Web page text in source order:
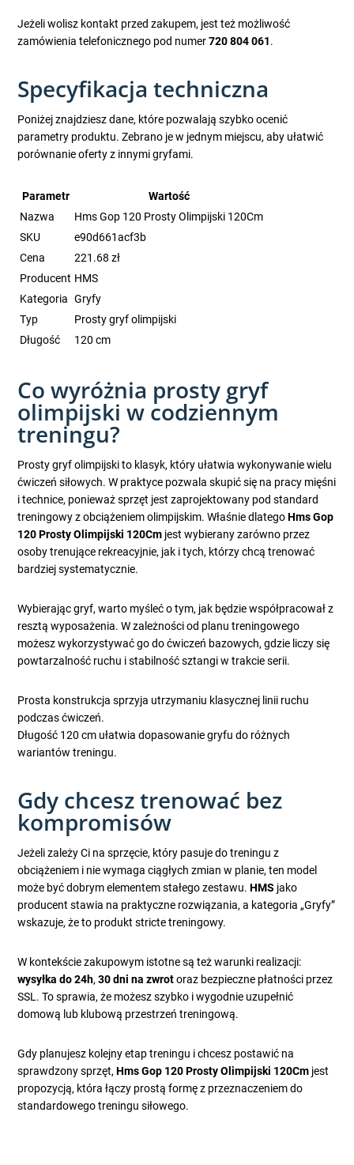
Jeżeli wolisz kontakt przed zakupem, jest też możliwość
zamówienia telefonicznego pod numer720 804 061.
Specyfikacja techniczna
Poniżej znajdziesz dane, które pozwalają szybko ocenić
parametry produktu. Zebrano je w jednym miejscu, aby ułatwić
porównanie oferty z innymi gryfami.
Parametr
Wartość
Nazwa
Hms Gop 120 Prosty Olimpijski 120Cm
SKU
e90d661acf3b
Cena
221.68 zł
Producent HMS
Kategoria Gryfy
Typ
Prosty gryf olimpijski
Długość
120 cm
Co wyróżnia prosty gryf
olimpijski w codziennym
treningu?
Prosty gryf olimpijski to klasyk, który ułatwia wykonywanie wielu
ćwiczeń siłowych. W praktyce pozwala skupić się na pracy mięśni
i technice, ponieważ sprzęt jest zaprojektowany pod standard
treningowy z obciążeniem olimpijskim. Właśnie dlategoHms Gop
120 Prosty Olimpijski 120Cm jest wybierany zarówno przez
osoby trenujące rekreacyjnie, jak i tych, którzy chcą trenować
bardziej systematycznie.
Wybierając gryf, warto myśleć o tym, jak będzie współpracował z
resztą wyposażenia. W zależności od planu treningowego
możesz wykorzystywać go do ćwiczeń bazowych, gdzie liczy się
powtarzalność ruchu i stabilność sztangi w trakcie serii.
Prosta konstrukcja sprzyja utrzymaniu klasycznej linii ruchu
podczas ćwiczeń.
Długość 120 cm ułatwia dopasowanie gryfu do różnych
wariantów treningu.
Gdy chcesz trenować bez
kompromisów
Jeżeli zależy Ci na sprzęcie, który pasuje do treningu z
obciążeniem i nie wymaga ciągłych zmian w planie, ten model
może być dobrym elementem stałego zestawu.HMS jako
producent stawia na praktyczne rozwiązania, a kategoria „Gryfy”
wskazuje, że to produkt stricte treningowy.
W kontekście zakupowym istotne są też warunki realizacji:
wysyłka do 24h,30 dni na zwrotoraz bezpieczne płatności przez
SSL. To sprawia, że możesz szybko i wygodnie uzupełnić
domową lub klubową przestrzeń treningową.
Gdy planujesz kolejny etap treningu i chcesz postawić na
sprawdzony sprzęt,Hms Gop 120 Prosty Olimpijski 120Cm jest
propozycją, która łączy prostą formę z przeznaczeniem do
standardowego treningu siłowego.